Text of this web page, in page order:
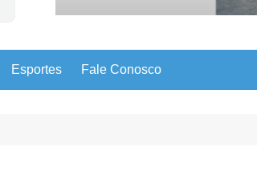
Esportes Fale Conosco